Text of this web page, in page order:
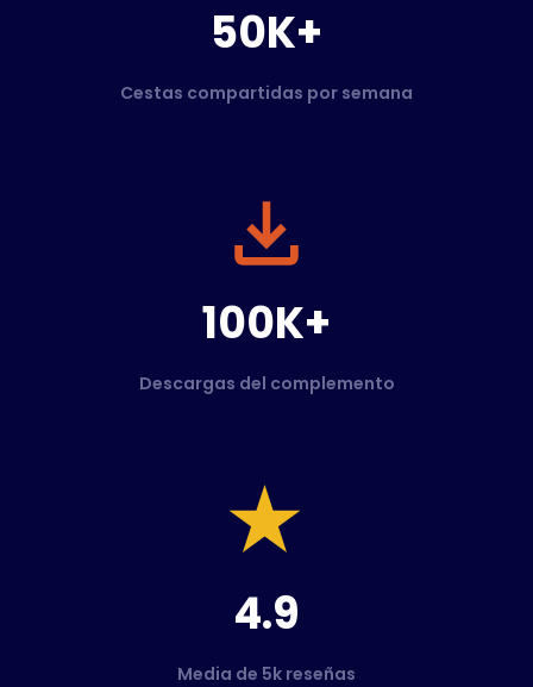
50K+
Cestas compartidas por semana
100K+
Descargas del complemento
4.9
Media de 5k reseñas